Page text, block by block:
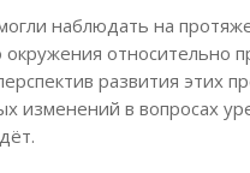
наблюдать на
окружения относительно
развития этих
изменений в вопросах